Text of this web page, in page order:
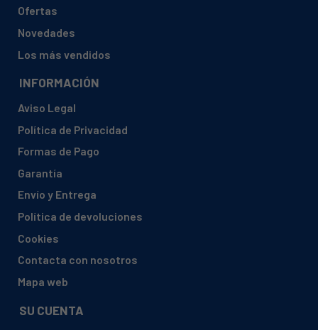
Ofertas
Novedades
Los más vendidos
INFORMACIÓN
Aviso Legal
Política de Privacidad
Formas de Pago
Garantía
Envío y Entrega
Política de devoluciones
Cookies
Contacta con nosotros
Mapa web
SU CUENTA